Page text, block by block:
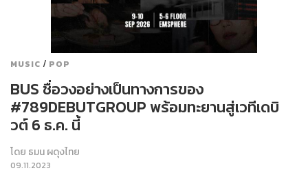
MUSIC / POP
BUS ชื่อวงอย่างเป็นทางการของ
#789DEBUTGROUP พร้อมทะยานสู่เวทีเดบิ
วต์ 6 ธ.ค. นี้
โดย ธมน ผดุงไทย
09.11.2023